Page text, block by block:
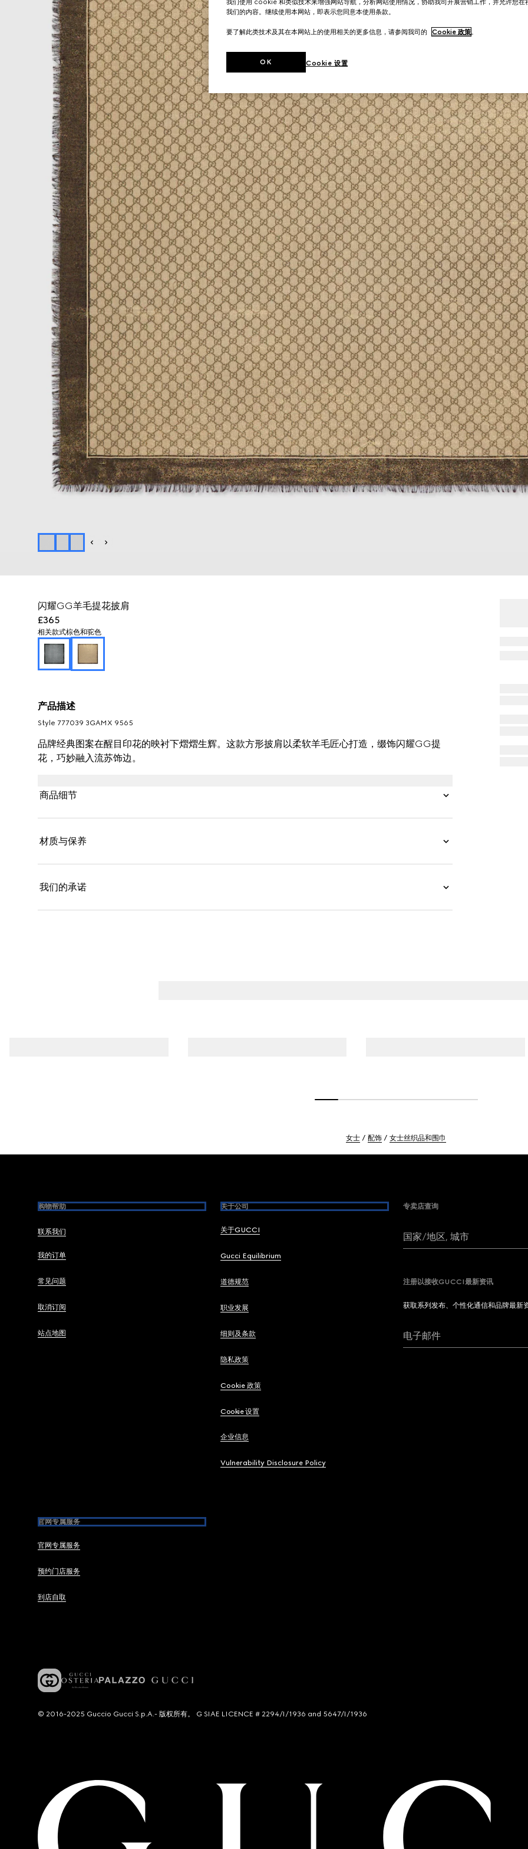
闪耀GG羊毛提花披肩
£365
相关款式棕色和驼色
产品描述
Style ‎777039 3GAMX 9565
品牌经典图案在醒目印花的映衬下熠熠生辉。这款方形披肩以柔软羊毛匠心打造，缀饰闪耀GG提
花，巧妙融入流苏饰边。
商品细节
材质与保养
我们的承诺
女士 配饰 女士丝织品和围巾
购物帮助
联系我们
我的订单
常见问题
取消订阅
站点地图
关于公司
关于GUCCI
Gucci Equilibrium
道德规范
职业发展
细则及条款
隐私政策
Cookie 政策
Cookie 设置
企业信息
Vulnerability Disclosure Policy
官网专属服务
官网专属服务
预约门店服务
到店自取
专卖店查询
国家/地区, 城市
注册以接收GUCCI最新资讯
获取系列发布、个性化通信和品牌最新
电子邮件
© 2016-2025 Guccio Gucci S.p.A.- 版权所有。 G SIAE LICENCE # 2294/I/1936 and 5647/I/1936
我们使用 cookie 和类似技术来增强网站导航，分析网站使用情况，协助我司开展营销工作，并允许您在
我们的内容。继续使用本网站，即表示您同意本使用条款。
要了解此类技术及其在本网站上的使用相关的更多信息，请参阅我司的 Cookie 政策。
Cookie 设置
OK